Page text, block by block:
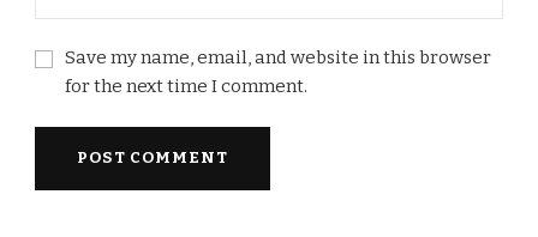
Save my name, email, and website in this browser
for the next time I comment.